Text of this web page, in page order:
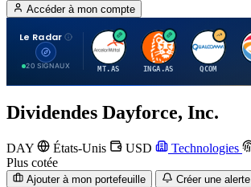
Accéder à mon compte
Le Radar
20 SIGNAUX
A
MT.AS
I
INGA.AS
Q
QCOM
Dividendes Dayforce, Inc.
DAY États-Unis USD Technologies
Plus cotée
Ajouter à mon portefeuille Créer une alerte